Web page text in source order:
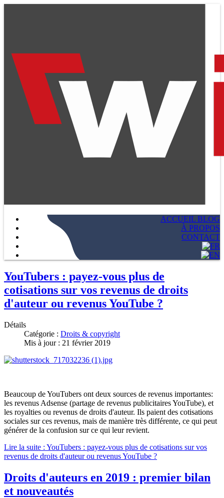
ACCUEIL BLOG
À PROPOS
CONTACT
YouTubers : payez-vous plus de
cotisations sur vos revenus de droits
d'auteur ou revenus YouTube ?
Détails
Catégorie : Droits & copyright
Mis à jour : 21 février 2019
Beaucoup de YouTubers ont deux sources de revenus importantes:
les revenus Adsense (partage de revenus publicitaires YouTube), et
les royalties ou revenus de droits d'auteur. Ils paient des cotisations
sociales sur ces revenus, mais de manière très différente, ce qui peut
générer de la confusion sur ce qui leur revient.
Lire la suite : YouTubers : payez-vous plus de cotisations sur vos
revenus de droits d'auteur ou revenus YouTube ?
Droits d'auteurs en 2019 : premier bilan
et nouveautés